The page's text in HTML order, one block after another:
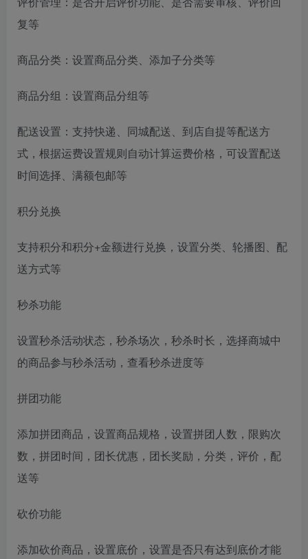
复等
商品分类：设置商品分类、添加子分类等
商品分组：设置商品分组等
配送设置：支持快递、同城配送、到店自提等配送方
式，根据运费设置规则自动计算运费价格，可设置配送
时间选择、满额包邮等
积分兑换
支持积分和积分+金额进行兑换，设置分类、轮播图、配
送方式等
秒杀功能
设置秒杀活动状态，秒杀场次，秒杀时长，选择商城中
的商品参与秒杀活动，查看秒杀进度等
拼团功能
添加拼团商品，设置商品规格，设置拼团人数，限购次
数，拼团时间，团长优惠，团长奖励，分类，评价，配
送等
砍价功能
添加砍价商品，设置底价，设置是否只有达到底价才能